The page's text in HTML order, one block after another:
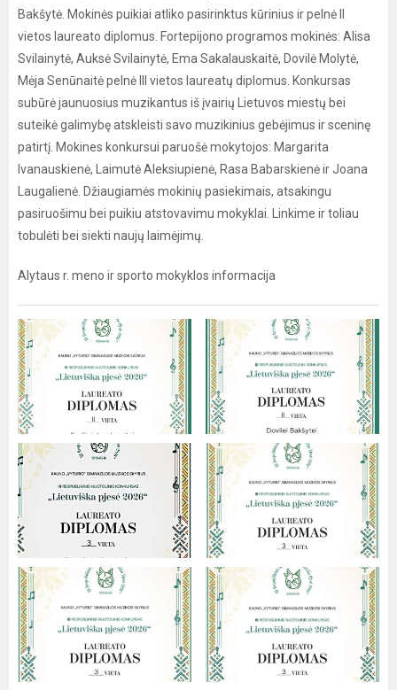
Bakšytė. Mokinės puikiai atliko pasirinktus kūrinius ir pelnė II
vietos laureato diplomus. Fortepijono programos mokinės: Alisa
Svilainytė, Auksė Svilainytė, Ema Sakalauskaitė, Dovilė Molytė,
Mėja Senūnaitė pelnė III vietos laureatų diplomus. Konkursas
subūrė jaunuosius muzikantus iš įvairių Lietuvos miestų bei
suteikė galimybę atskleisti savo muzikinius gebėjimus ir sceninę
patirtį. Mokines konkursui paruošė mokytojos: Margarita
Ivanauskienė, Laimutė Aleksiupienė, Rasa Babarskienė ir Joana
Laugalienė. Džiaugiamės mokinių pasiekimais, atsakingu
pasiruošimu bei puikiu atstovavimu mokyklai. Linkime ir toliau
tobulėti bei siekti naujų laimėjimų.
Alytaus r. meno ir sporto mokyklos informacija